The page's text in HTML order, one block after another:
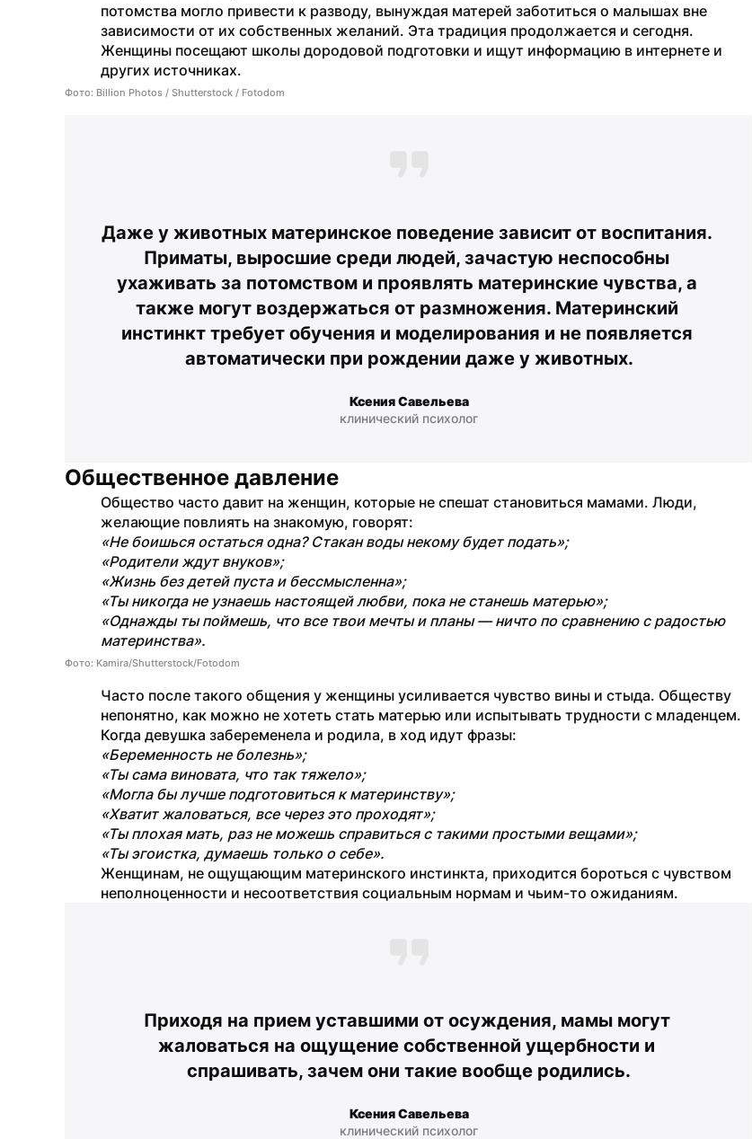
потомства могло привести к разводу, вынуждая матерей заботиться о малышах вне
зависимости от их собственных желаний. Эта традиция продолжается и сегодня.
Женщины посещают школы дородовой подготовки и ищут информацию в интернете и
других источниках.
Фото: Billion Photos / Shutterstock / Fotodom
Даже у животных материнское поведение зависит от воспитания.
Приматы, выросшие среди людей, зачастую неспособны
ухаживать за потомством и проявлять материнские чувства, а
также могут воздержаться от размножения. Материнский
инстинкт требует обучения и моделирования и не появляется
автоматически при рождении даже у животных.
Ксения Савельева
клинический психолог
Общественное давление
Общество часто давит на женщин, которые не спешат становиться мамами. Люди,
желающие повлиять на знакомую, говорят:
«Не боишься остаться одна? Стакан воды некому будет подать»;
«Родители ждут внуков»;
«Жизнь без детей пуста и бессмысленна»;
«Ты никогда не узнаешь настоящей любви, пока не станешь матерью»;
«Однажды ты поймешь, что все твои мечты и планы — ничто по сравнению с радостью
материнства».
Фото: Kamira/Shutterstock/Fotodom
Часто после такого общения у женщины усиливается чувство вины и стыда. Обществу
непонятно, как можно не хотеть стать матерью или испытывать трудности с младенцем.
Когда девушка забеременела и родила, в ход идут фразы:
«Беременность не болезнь»;
«Ты сама виновата, что так тяжело»;
«Могла бы лучше подготовиться к материнству»;
«Хватит жаловаться, все через это проходят»;
«Ты плохая мать, раз не можешь справиться с такими простыми вещами»;
«Ты эгоистка, думаешь только о себе».
Женщинам, не ощущающим материнского инстинкта, приходится бороться с чувством
неполноценности и несоответствия социальным нормам и чьим-то ожиданиям.
Приходя на прием уставшими от осуждения, мамы могут
жаловаться на ощущение собственной ущербности и
спрашивать, зачем они такие вообще родились.
Ксения Савельева
клинический психолог